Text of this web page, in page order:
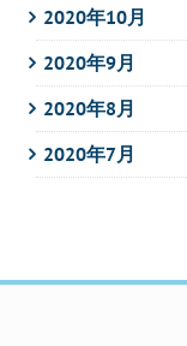
2020年10月
2020年9月
2020年8月
2020年7月